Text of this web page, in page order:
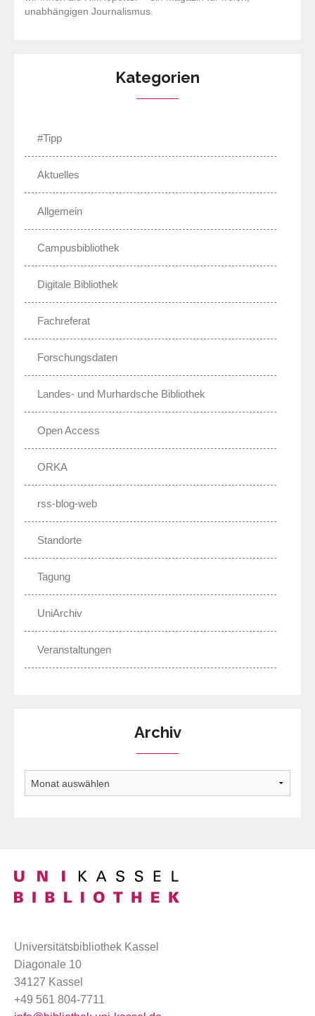
unabhängigen Journalismus.
Kategorien
#Tipp
Aktuelles
Allgemein
Campusbibliothek
Digitale Bibliothek
Fachreferat
Forschungsdaten
Landes- und Murhardsche Bibliothek
Open Access
ORKA
rss-blog-web
Standorte
Tagung
UniArchiv
Veranstaltungen
Archiv
Universitätsbibliothek Kassel
Diagonale 10
34127 Kassel
+49 561 804-7711